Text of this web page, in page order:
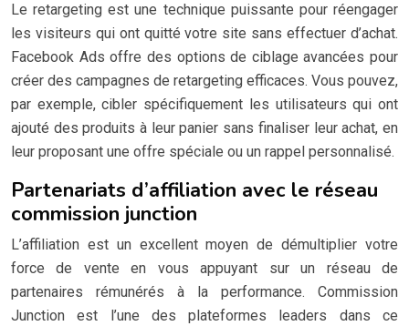
Le retargeting est une technique puissante pour réengager
les visiteurs qui ont quitté votre site sans effectuer d’achat.
Facebook Ads offre des options de ciblage avancées pour
créer des campagnes de retargeting efficaces. Vous pouvez,
par exemple, cibler spécifiquement les utilisateurs qui ont
ajouté des produits à leur panier sans finaliser leur achat, en
leur proposant une offre spéciale ou un rappel personnalisé.
Partenariats d’affiliation avec le réseau
commission junction
L’affiliation est un excellent moyen de démultiplier votre
force de vente en vous appuyant sur un réseau de
partenaires rémunérés à la performance. Commission
Junction est l’une des plateformes leaders dans ce